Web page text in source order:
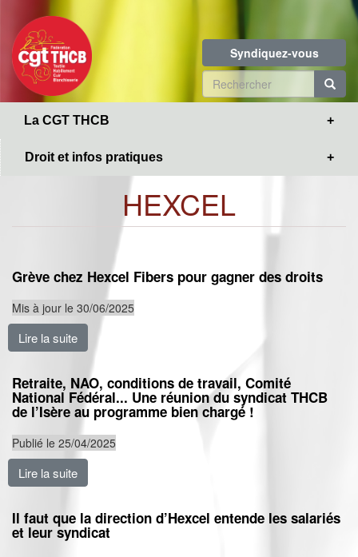
contenu
principal
Syndiquez-vous
Formulaire
de
La CGT THCB
Droit et infos pratiques
HEXCEL
Grève chez Hexcel Fibers pour gagner des droits
Mis à jour le 30/06/2025
Lire la suite de Grève chez Hexcel Fibers pour gagner des droits
Retraite, NAO, conditions de travail, Comité
National Fédéral... Une réunion du syndicat THCB
de l’Isère au programme bien chargé !
Publié le 25/04/2025
Lire la suite
Il faut que la direction d’Hexcel entende les salariés
et leur syndicat